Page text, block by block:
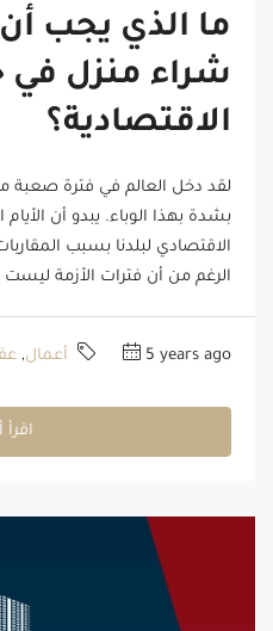
ما الذي يجب
شراء منزل في
الاقتصادية؟
لقد دخل العالم في فترة صعبة مع
بشدة بهذا الوباء. يبدو أن
الاقتصادي لبلدنا بسبب
الرغم من أن فترات الأزمة
5 years ago أعمال,
اقرأ